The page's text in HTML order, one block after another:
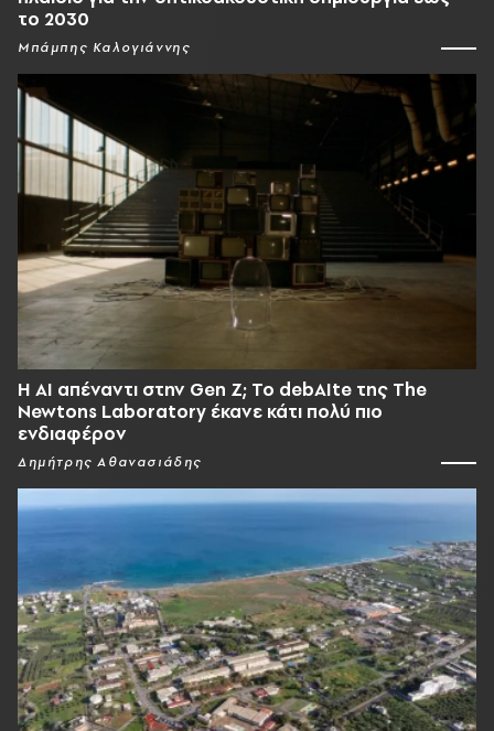
το 2030
Μπάμπης Καλογιάννης
Η AI απέναντι στην Gen Z; Το debAIte της The
Newtons Laboratory έκανε κάτι πολύ πιο
ενδιαφέρον
Δημήτρης Αθανασιάδης